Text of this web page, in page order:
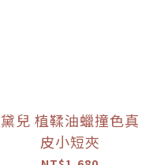
黛兒 植鞣油蠟撞色真
皮小短夾